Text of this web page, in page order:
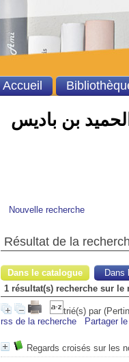
بن باديس
Nouvelle recherche
Résultat de la
Dans le catalogue
Dans
1 résultat(s) recherche sur
trié(s) par
rss de la recherche
Partager
Regards croisés sur les
Accueil